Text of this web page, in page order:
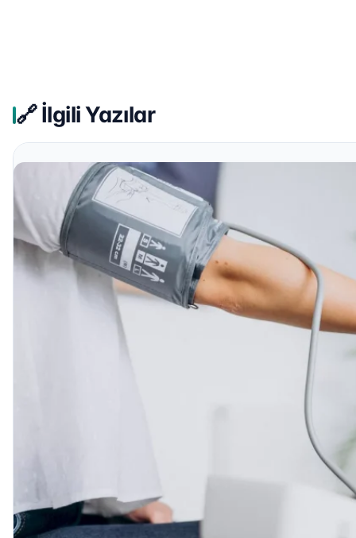
🔗 İlgili Yazılar